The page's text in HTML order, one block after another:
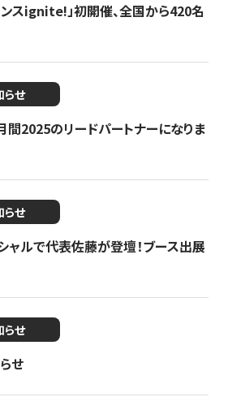
ンスignite!」初開催、全国から420名
らせ
間2025のリードパートナーになりま
らせ
ャルで代表佐藤が登壇！ブース出展
らせ
せ